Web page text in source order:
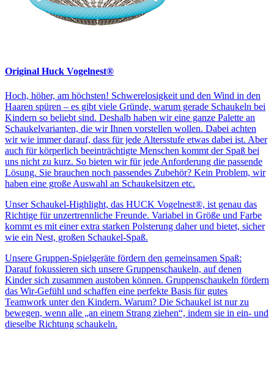
Original Huck Vogelnest®
Hoch, höher, am höchsten! Schwerelosigkeit und den Wind in den
Haaren spüren – es gibt viele Gründe, warum gerade Schaukeln bei
Kindern so beliebt sind. Deshalb haben wir eine ganze Palette an
Schaukelvarianten, die wir Ihnen vorstellen wollen. Dabei achten
wir wie immer darauf, dass für jede Altersstufe etwas dabei ist. Aber
auch für körperlich beeinträchtigte Menschen kommt der Spaß bei
uns nicht zu kurz. So bieten wir für jede Anforderung die passende
Lösung. Sie brauchen noch passendes Zubehör? Kein Problem, wir
haben eine große Auswahl an Schaukelsitzen etc.
Unser Schaukel-Highlight, das HUCK Vogelnest®, ist genau das
Richtige für unzertrennliche Freunde. Variabel in Größe und Farbe
kommt es mit einer extra starken Polsterung daher und bietet, sicher
wie ein Nest, großen Schaukel-Spaß.
Unsere Gruppen-Spielgeräte fördern den gemeinsamen Spaß:
Darauf fokussieren sich unsere Gruppenschaukeln, auf denen
Kinder sich zusammen austoben können. Gruppenschaukeln fördern
das Wir-Gefühl und schaffen eine perfekte Basis für gutes
Teamwork unter den Kindern. Warum? Die Schaukel ist nur zu
bewegen, wenn alle „an einem Strang ziehen“, indem sie in ein- und
dieselbe Richtung schaukeln.